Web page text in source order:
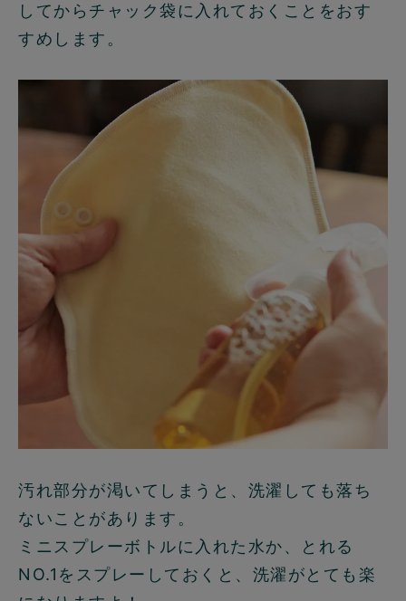
してからチャック袋に入れておくことをおす
すめします。
汚れ部分が渇いてしまうと、洗濯しても落ち
ないことがあります。
ミニスプレーボトルに入れた水か、とれる
NO.1をスプレーしておくと、洗濯がとても楽